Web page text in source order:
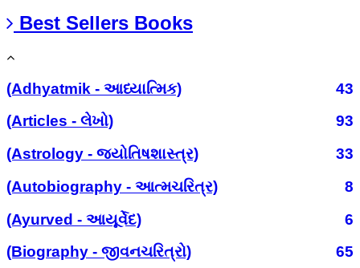
Best Sellers Books
(Adhyatmik - આધ્યાત્મિક)
43
(Articles - લેખો)
93
(Astrology - જ્યોતિષશાસ્ત્ર)
33
(Autobiography - આત્મચરિત્ર)
8
(Ayurved - આયૂર્વેદ)
6
(Biography - જીવનચરિત્રો)
65